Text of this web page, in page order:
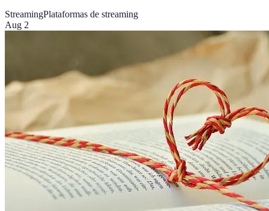
StreamingPlataformas de streaming
Aug 2